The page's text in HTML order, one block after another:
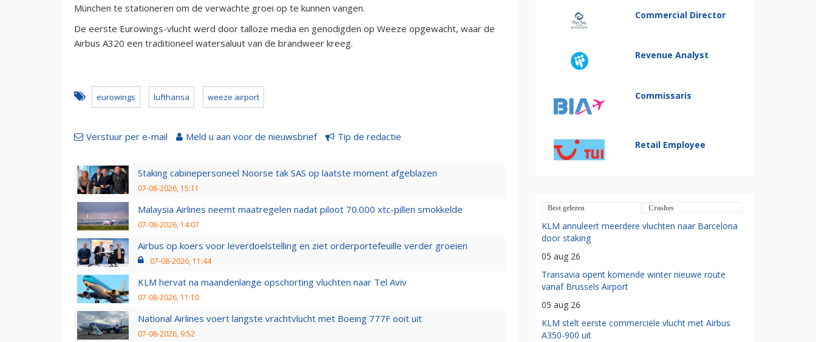
München te stationeren om de verwachte groei op te kunnen vangen.
De eerste Eurowings-vlucht werd door talloze media en genodigden op Weeze opgewacht, waar de
Airbus A320 een traditioneel watersaluut van de brandweer kreeg.
eurowings lufthansa weeze airport
Verstuur per e-mail Meld u aan voor de nieuwsbrief Tip de redactie
Staking cabinepersoneel Noorse tak SAS op laatste moment afgeblazen
07-08-2026, 15:11
Malaysia Airlines neemt maatregelen nadat piloot 70.000 xtc-pillen smokkelde
07-08-2026, 14:07
Airbus op koers voor leverdoelstelling en ziet orderportefeuille verder groeien
07-08-2026, 11:44
KLM hervat na maandenlange opschorting vluchten naar Tel Aviv
07-08-2026, 11:10
National Airlines voert langste vrachtvlucht met Boeing 777F ooit uit
07-08-2026, 9:52
Commercial Director
Revenue Analyst
Commissaris
Retail Employee
Best gelezen Crashes
KLM annuleert meerdere vluchten naar Barcelona
door staking
05 aug 26
Transavia opent komende winter nieuwe route
vanaf Brussels Airport
05 aug 26
KLM stelt eerste commerciële vlucht met Airbus
A350-900 uit